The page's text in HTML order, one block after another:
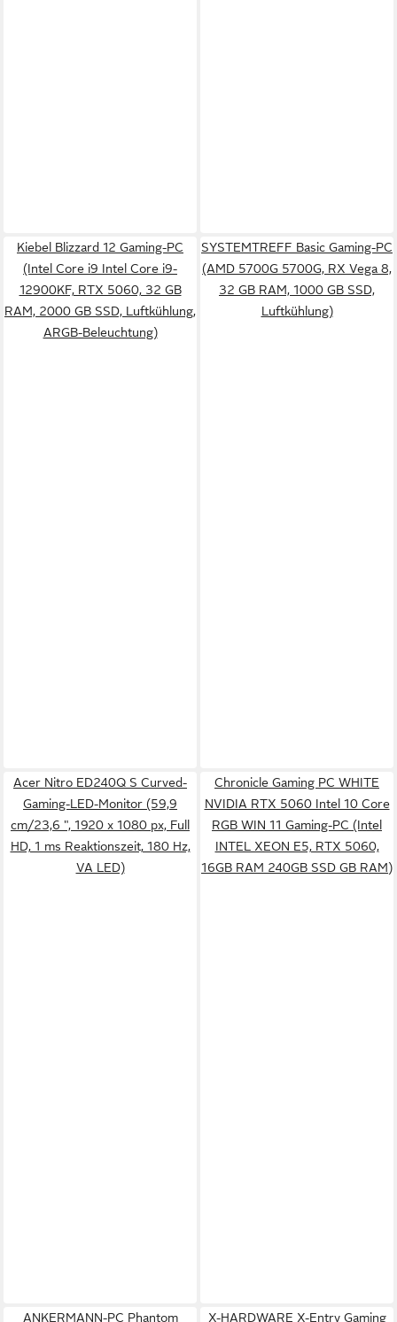
Kiebel Blizzard 12 Gaming-PC
(Intel Core i9 Intel Core i9-
12900KF, RTX 5060, 32 GB
RAM, 2000 GB SSD, Luftkühlung,
ARGB-Beleuchtung)
SYSTEMTREFF Basic Gaming-PC
(AMD 5700G 5700G, RX Vega 8,
32 GB RAM, 1000 GB SSD,
Luftkühlung)
Acer Nitro ED240Q S Curved-
Gaming-LED-Monitor (59,9
cm/23,6 ", 1920 x 1080 px, Full
HD, 1 ms Reaktionszeit, 180 Hz,
VA LED)
Chronicle Gaming PC WHITE
NVIDIA RTX 5060 Intel 10 Core
RGB WIN 11 Gaming-PC (Intel
INTEL XEON E5, RTX 5060,
16GB RAM 240GB SSD GB RAM)
ANKERMANN-PC Phantom
X-HARDWARE X-Entry Gaming